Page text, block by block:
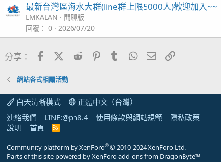
最新台灣區海水大群(line群上限5000人)歡迎加入~~
LMKALAN
閒聊版
回覆
0 2026/07/20
分享： FacebookX (Twitter)
Reddit PinterestTumblrWhatsApp電子郵件
網站各式相關活動
白天清晰模式
正體中文（台灣）
連絡我們
LINE:@ph8.4 使用條款與網站規範
隱私政策
說明
首頁
R
Community platform by XenForo® © 2010-2024 XenForo Ltd.
Parts of this site powered byXenForo add-ons from DragonByte™